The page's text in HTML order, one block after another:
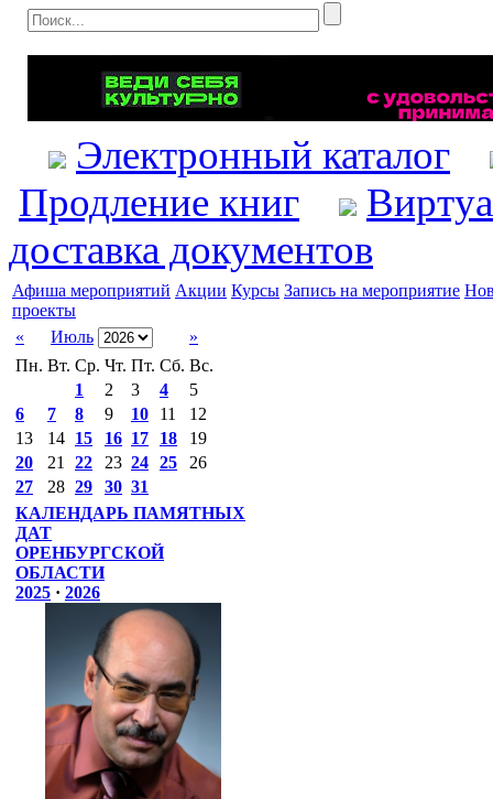
Электронный каталог
Продление книг
доставка документов
Афиша мероприятий Акции Курсы Запись на мероприятие
проекты
«
Июль
»
Пн. Вт. Ср. Чт. Пт. Сб. Вс.
1
2 3 4
5
6
7 8 9 10 11
12
13
14 15 16 17 18
19
20
21 22 23 24 25
26
27
28 29 30 31
КАЛЕНДАРЬ ПАМЯТНЫХ
ДАТ
ОРЕНБУРГСКОЙ
ОБЛАСТИ
2025 · 2026